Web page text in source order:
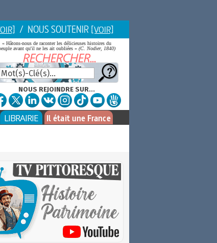
/ NOUS SOUTENIR [VOIR]
« Hâtons-nous de raconter les délicieuses histoires du
avant qu'il ne les ait oubliées » (C. Nodier, 1840)
NOUS REJOINDRE SUR...
LIBRAIRIE Il était une France